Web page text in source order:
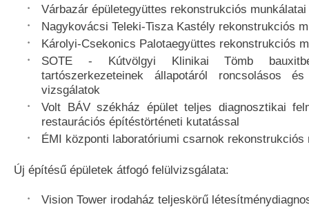
Várbazár épületegyüttes rekonstrukciós munkálatai
Nagykovácsi Teleki-Tisza Kastély rekonstrukciós
Károlyi-Csekonics Palotaegyüttes rekonstrukciós
SOTE - Kútvölgyi Klinikai Tömb
tartószerkezeteinek állapotáról roncsolásos és
vizsgálatok
Volt BÁV székház épület teljes diagnosztikai
restaurációs építéstörténeti kutatással
ÉMI központi laboratóriumi csarnok rekonstrukciós
Új építésű épületek átfogó felülvizsgálata:
Vision Tower irodaház teljeskörű